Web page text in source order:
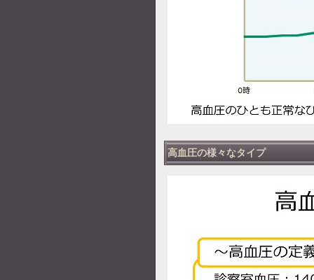
高血圧の様々なタイプ